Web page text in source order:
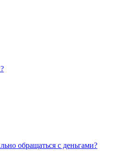
обращаться с деньгами?